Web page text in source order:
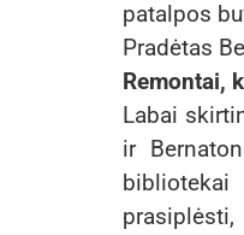
patalpos
Pradėtas
Remontai,
Labai
ir
prasiplėsti,